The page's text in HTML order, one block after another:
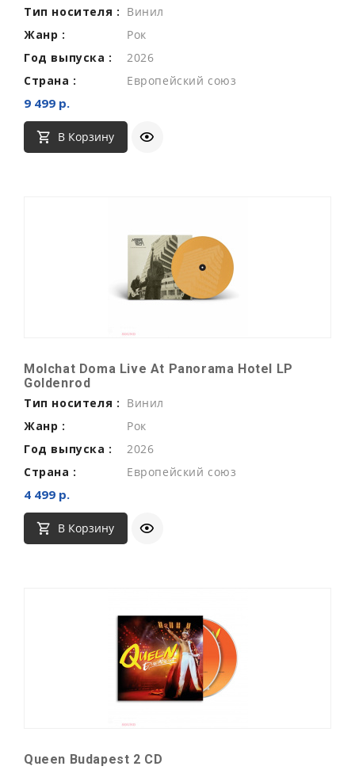
Тип носителя : Винил
Жанр :
Рок
Год выпуска :
2026
Страна :
Европейский союз
9 499 р.
В Корзину
Molchat Doma Live At Panorama Hotel LP
Goldenrod
Тип носителя : Винил
Жанр :
Рок
Год выпуска :
2026
Страна :
Европейский союз
4 499 р.
В Корзину
Queen Budapest 2 CD